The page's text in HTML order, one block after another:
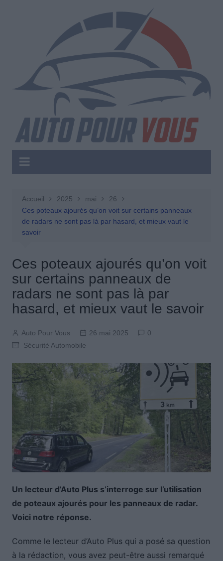
Accueil 2025 mai
26
Ces poteaux ajourés qu’on voit sur certains panneaux
de radars ne sont pas là par hasard, et mieux vaut le
savoir
Ces poteaux ajourés qu’on voit
sur certains panneaux de
radars ne sont pas là par
hasard, et mieux vaut le savoir
Auto Pour Vous 26 mai 2025
0
Sécurité Automobile
Un lecteur d’Auto Plus s’interroge sur l’utilisation
de poteaux ajourés pour les panneaux de radar.
Voici notre réponse.
Comme le lecteur d’Auto Plus qui a posé sa question
à la rédaction, vous avez peut-être aussi remarqué